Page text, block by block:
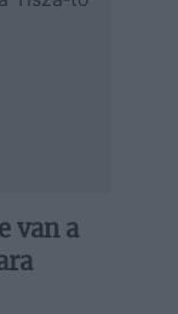
van a